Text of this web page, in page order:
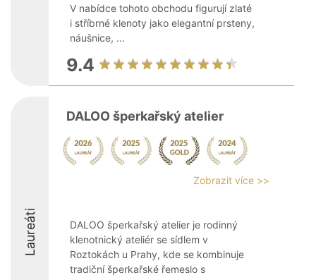
V nabídce tohoto obchodu figurují zlaté
i stříbrné klenoty jako elegantní prsteny,
náušnice, ...
9.4
Laureáti
DALOO šperkařský atelier
Zobrazit více >>
DALOO šperkařský atelier je rodinný
klenotnický ateliér se sídlem v
Roztokách u Prahy, kde se kombinuje
tradiční šperkařské řemeslo s